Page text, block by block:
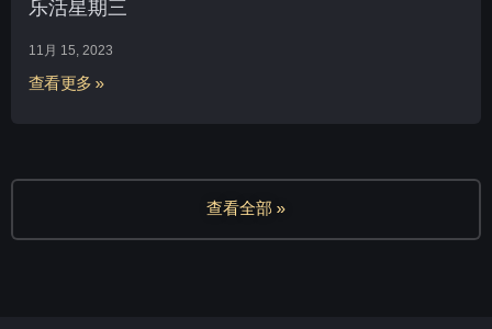
乐活星期三
11月 15, 2023
查看更多 »
查看全部 »